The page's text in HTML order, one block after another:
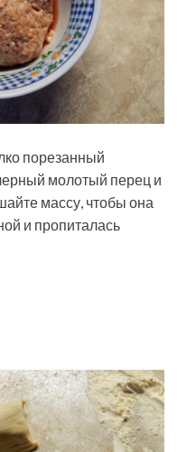
порезанный
молотый перец и
массу, чтобы она
и пропиталась